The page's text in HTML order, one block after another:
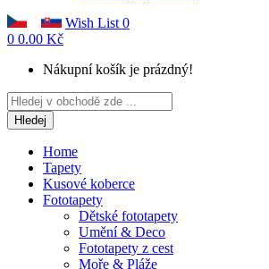
Wish List 0
0 0.00 Kč
Nákupní košík je prázdný!
Hledej
Home
Tapety
Kusové koberce
Fototapety
Dětské fototapety
Umění & Deco
Fototapety z cest
Moře & Pláže